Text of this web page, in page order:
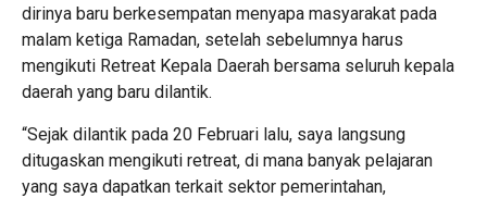
dirinya baru berkesempatan menyapa masyarakat pada
malam ketiga Ramadan, setelah sebelumnya harus
mengikuti Retreat Kepala Daerah bersama seluruh kepala
daerah yang baru dilantik.
“Sejak dilantik pada 20 Februari lalu, saya langsung
ditugaskan mengikuti retreat, di mana banyak pelajaran
yang saya dapatkan terkait sektor pemerintahan,